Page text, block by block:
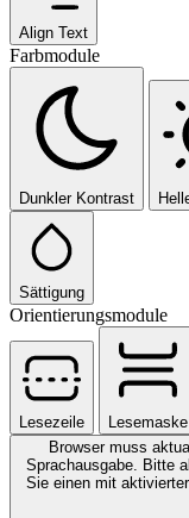
Align Text
Farbmodule
Dunkler Kontrast
Sättigung
Orientierungsmodule
Lesezeile
Lesemaske
Browser muss
Sprachausgabe. Bitte
Sie einen mit